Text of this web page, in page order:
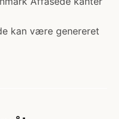
kan være genereret